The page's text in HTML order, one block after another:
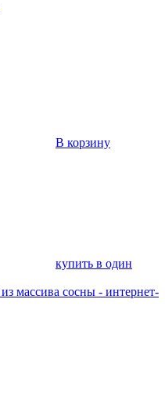
В корзину
купить в один